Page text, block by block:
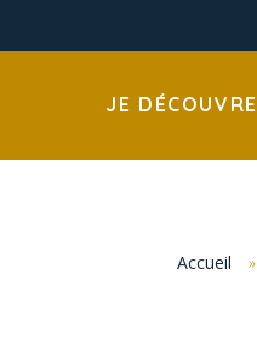
JE DÉCOUVRE
Accueil »